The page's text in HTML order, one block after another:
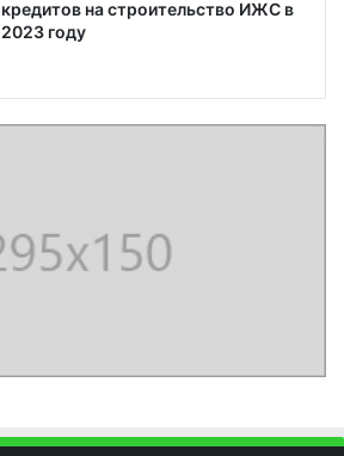
кредитов на строительство ИЖС в
2023 году